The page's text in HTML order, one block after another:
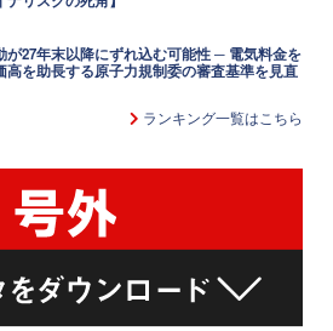
が27年末以降にずれ込む可能性 ─ 電気料金を
高を助長する原子力規制委の審査基準を見直
ランキング一覧はこちら